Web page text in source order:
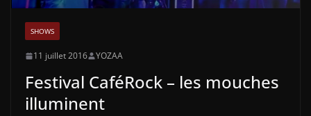
SHOWS
11 juillet 2016 YOZAA
Festival CaféRock – les mouches
illuminent